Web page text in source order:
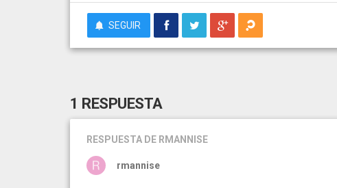
SEGUIR
1 RESPUESTA
RESPUESTA DE RMANNISE
rmannise